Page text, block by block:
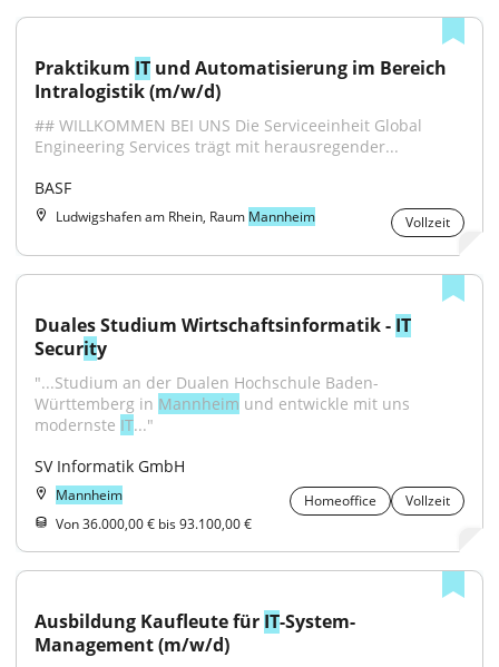
Praktikum IT und Automatisierung im Bereich
Intralogistik (m/w/d)
## WILLKOMMEN BEI UNS Die Serviceeinheit Global
Engineering Services trägt mit herausregender...
BASF
Ludwigshafen am Rhein, Raum Mannheim Vollzeit
Duales Studium Wirtschaftsinformatik - IT
Security
"...Studium an der Dualen Hochschule Baden-
Württemberg in Mannheim und entwickle mit uns
modernste IT..."
SV Informatik GmbH
Mannheim Homeoffice
Vollzeit
Von 36.000,00 € bis 93.100,00 €
Ausbildung Kaufleute für IT-System-
Management (m/w/d)